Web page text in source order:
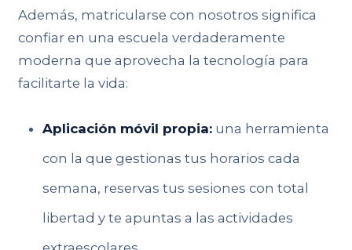
Además, matricularse con nosotros significa
confiar en una escuela verdaderamente
moderna que aprovecha la tecnología para
facilitarte la vida:
Aplicación móvil propia: una herramienta
con la que gestionas tus horarios cada
semana, reservas tus sesiones con total
libertad y te apuntas a las actividades